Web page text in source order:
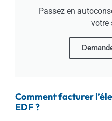
Passez en
votre
Comment facturer
EDF ?